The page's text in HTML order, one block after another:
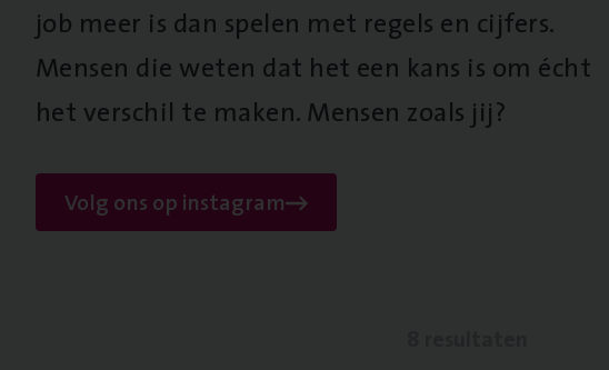
job meer is dan spelen met regels en cijfers.
Mensen die weten dat het een kans is om écht
het verschil te maken. Mensen zoals jij?
Volg ons op instagram